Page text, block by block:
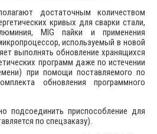
достаточным количеством
кривых для сварки стали,
MIG пайки и применения
используемый в новой
выполнять обновление хранящихся
программ даже по истечении
при помощи поставляемого по
обновления программного
подсоединить приспособление для
по спецзаказу).